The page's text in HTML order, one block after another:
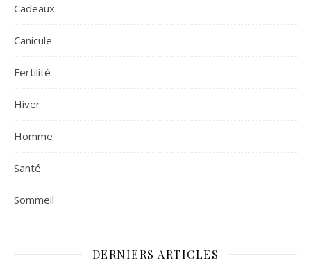
Cadeaux
Canicule
Fertilité
Hiver
Homme
Santé
Sommeil
DERNIERS ARTICLES